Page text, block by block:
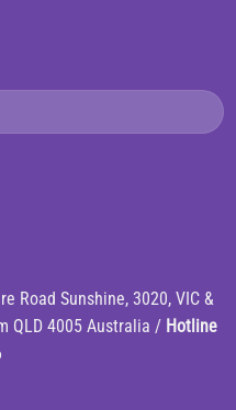
Road Sunshine, 3020, VIC &
QLD 4005 Australia / Hotline